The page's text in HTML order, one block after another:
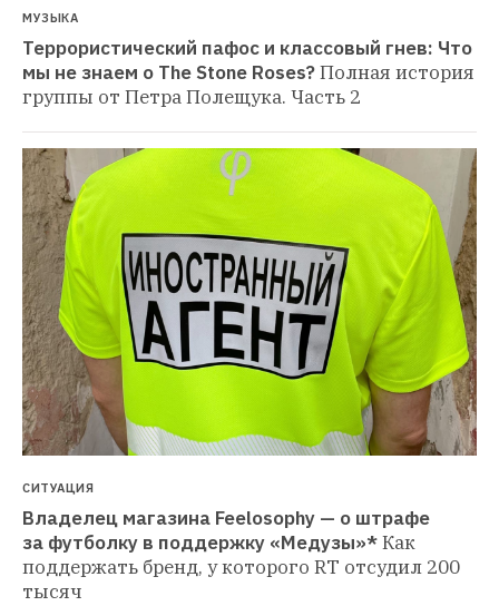
МУЗЫКА
Террористический пафос и классовый гнев: Что
мы не знаем о The Stone Roses?Полная история
группы от Петра Полещука. Часть 2
СИТУАЦИЯ
Владелец магазина Feelosophy — о штрафе
за футболку в поддержку «Медузы»*Как
поддержать бренд, у которого RT отсудил 200
тысяч